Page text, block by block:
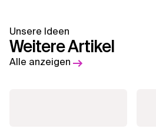
Unsere Ideen
Weitere Artikel
Alle anzeigen